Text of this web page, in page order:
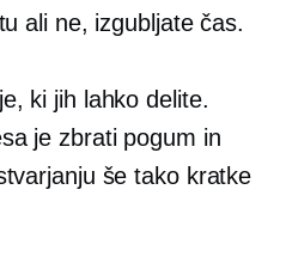
ali ne, izgubljate čas.
ki jih lahko delite.
je zbrati pogum in
še tako kratke